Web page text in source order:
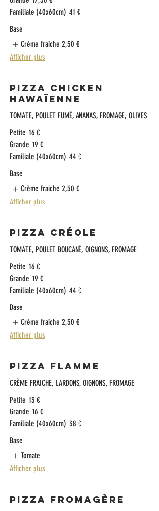
Familiale (40x60cm) 41 €
Base
Crème fraiche 2,50 €
Afficher plus
Pizza Chicken
Hawaïenne
TOMATE, POULET FUMÉ, ANANAS, FROMAGE, OLIVES
Petite 16 €
Grande 19 €
Familiale (40x60cm) 44 €
Base
Crème fraiche 2,50 €
Afficher plus
Pizza Créole
TOMATE, POULET BOUCANÉ, OIGNONS, FROMAGE
Petite 16 €
Grande 19 €
Familiale (40x60cm) 44 €
Base
Crème fraiche 2,50 €
Afficher plus
Pizza Flamme
CRÈME FRAICHE, LARDONS, OIGNONS, FROMAGE
Petite 13 €
Grande 16 €
Familiale (40x60cm) 38 €
Base
Tomate
Afficher plus
Pizza Fromagère